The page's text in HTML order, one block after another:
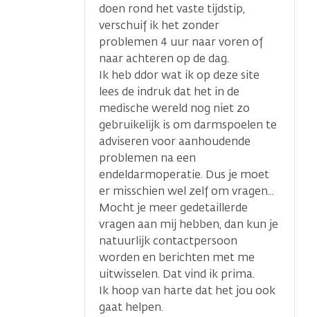
doen rond het vaste tijdstip,
verschuif ik het zonder
problemen 4 uur naar voren of
naar achteren op de dag.
Ik heb ddor wat ik op deze site
lees de indruk dat het in de
medische wereld nog niet zo
gebruikelijk is om darmspoelen te
adviseren voor aanhoudende
problemen na een
endeldarmoperatie. Dus je moet
er misschien wel zelf om vragen...
Mocht je meer gedetaillerde
vragen aan mij hebben, dan kun je
natuurlijk contactpersoon
worden en berichten met me
uitwisselen. Dat vind ik prima.
Ik hoop van harte dat het jou ook
gaat helpen.